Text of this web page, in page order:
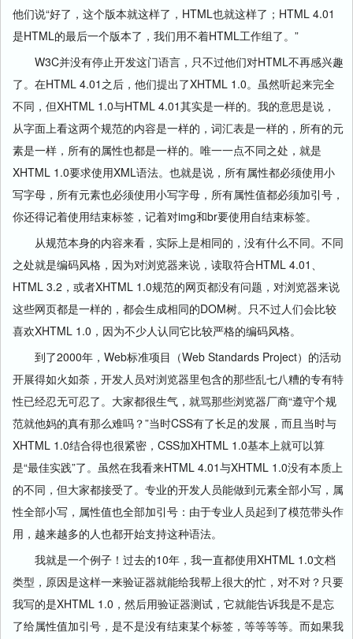
他们说“好了，这个版本就这样了，HTML也就这样了；HTML 4.01
是HTML的最后一个版本了，我们用不着HTML工作组了。”
W3C并没有停止开发这门语言，只不过他们对HTML不再感兴趣
了。在HTML 4.01之后，他们提出了XHTML 1.0。虽然听起来完全
不同，但XHTML 1.0与HTML 4.01其实是一样的。我的意思是说，
从字面上看这两个规范的内容是一样的，词汇表是一样的，所有的元
素是一样，所有的属性也都是一样的。唯一一点不同之处，就是
XHTML 1.0要求使用XML语法。也就是说，所有属性都必须使用小
写字母，所有元素也必须使用小写字母，所有属性值都必须加引号，
你还得记着使用结束标签，记着对img和br要使用自结束标签。
从规范本身的内容来看，实际上是相同的，没有什么不同。不同
之处就是编码风格，因为对浏览器来说，读取符合HTML 4.01、
HTML 3.2，或者XHTML 1.0规范的网页都没有问题，对浏览器来说
这些网页都是一样的，都会生成相同的DOM树。只不过人们会比较
喜欢XHTML 1.0，因为不少人认同它比较严格的编码风格。
到了2000年，Web标准项目（Web Standards Project）的活动
开展得如火如荼，开发人员对浏览器里包含的那些乱七八糟的专有特
性已经忍无可忍了。大家都很生气，就骂那些浏览器厂商“遵守个规
范就他妈的真有那么难吗？”当时CSS有了长足的发展，而且当时与
XHTML 1.0结合得也很紧密，CSS加XHTML 1.0基本上就可以算
是“最佳实践”了。虽然在我看来HTML 4.01与XHTML 1.0没有本质上
的不同，但大家都接受了。专业的开发人员能做到元素全部小写，属
性全部小写，属性值也全部加引号：由于专业人员起到了模范带头作
用，越来越多的人也都开始支持这种语法。
我就是一个例子！过去的10年，我一直都使用XHTML 1.0文档
类型，原因是这样一来验证器就能给我帮上很大的忙，对不对？只要
我写的是XHTML 1.0，然后用验证器测试，它就能告诉我是不是忘
了给属性值加引号，是不是没有结束某个标签，等等等等。而如果我